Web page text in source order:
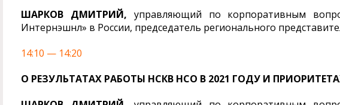
ШАРКОВ ДМИТРИЙ, управляющий по корпоративным
Интернэшнл» в России, председатель регионального
14:10 — 14:20
О РЕЗУЛЬТАТАХ РАБОТЫ НСКВ НСО В 2021 ГОДУ И